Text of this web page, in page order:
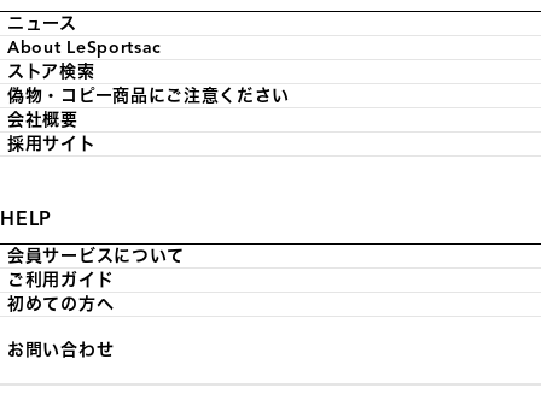
ニュース
About LeSportsac
ストア検索
偽物・コピー商品にご注意ください
会社概要
採用サイト
HELP
会員サービスについて
ご利用ガイド
初めての方へ
お問い合わせ